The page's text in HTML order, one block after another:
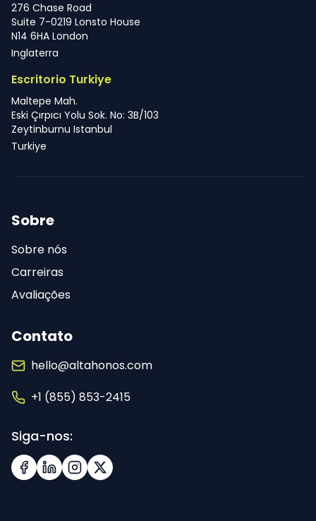
276 Chase Road
Suite 7-0219 Lonsto House
N14 6HA London
Inglaterra
Escritorio Turkiye
Maltepe Mah.
Eski Çırpıcı Yolu Sok. No: 3B/103
Zeytinburnu Istanbul
Turkiye
Sobre
Sobre nós
Carreiras
Avaliações
Contato
hello@altahonos.com
+1 (855) 853-2415
Siga-nos:
Facebook
LinkedInInstagramX (Twitter)